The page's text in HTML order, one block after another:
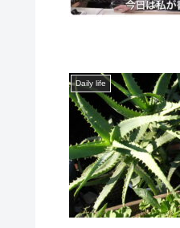
Daily life